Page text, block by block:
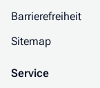
Barrierefreiheit
Sitemap
Service